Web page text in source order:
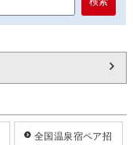
全国温泉宿ペア招